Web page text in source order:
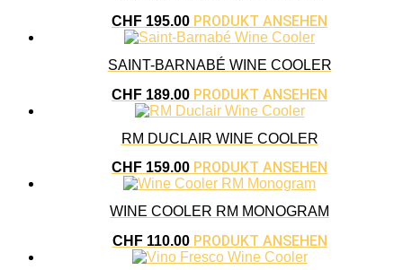
CHF 195.00 PRODUKT ANSEHEN
SAINT-BARNABÉ WINE COOLER
CHF 189.00 PRODUKT ANSEHEN
RM DUCLAIR WINE COOLER
CHF 159.00 PRODUKT ANSEHEN
WINE COOLER RM MONOGRAM
CHF110.00 PRODUKT ANSEHEN